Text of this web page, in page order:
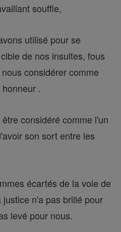
souffle,
utilisé pour se
de nos insultes, fous
considérer comme
.
considéré comme l'un
son sort entre les
écartés de la voie de
n'a pas brillé pour
levé pour nous.